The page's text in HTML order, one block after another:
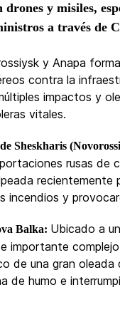
y misiles,
a través de
y Anapa
contra la
impactos y
vitales.
Sheskharis
rusas de
recientemente
incendios y
Balka: Ubicado a
importante
de una gran oleada
de humo e